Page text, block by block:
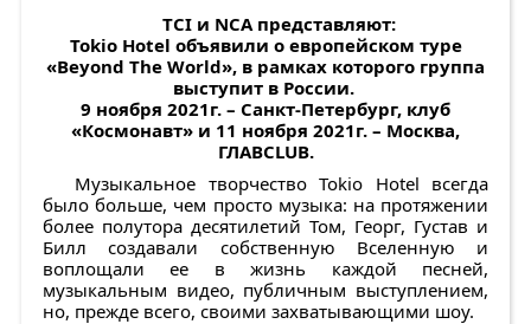
TCI и NCA представляют:
Tokio Hotel объявили о европейском туре
«Beyond The World», в рамках которого группа
выступит в России.
9 ноября 2021г. – Санкт-Петербург, клуб
«Космонавт» и 11 ноября 2021г. – Москва,
ГЛАВCLUB.
Музыкальное творчество Tokio Hotel всегда
было больше, чем просто музыка: на протяжении
более полутора десятилетий Том, Георг, Густав и
Билл создавали собственную Вселенную и
воплощали ее в жизнь каждой песней,
музыкальным видео, публичным выступлением,
но, прежде всего, своими захватывающими шоу.